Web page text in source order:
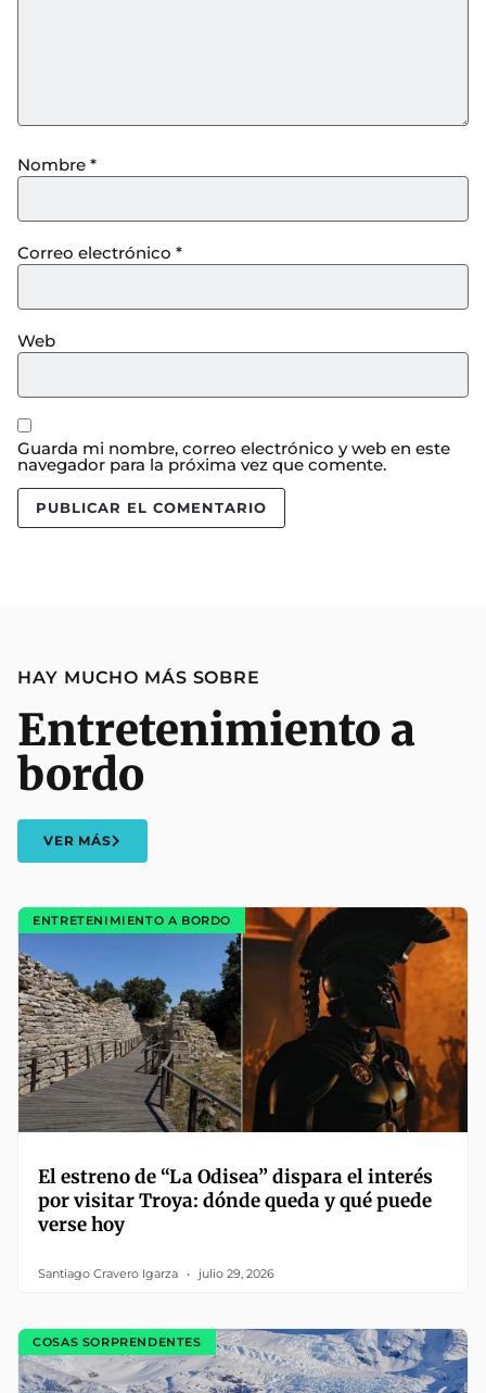
Nombre *
Correo electrónico *
Web
Guarda mi nombre, correo electrónico y web en este
navegador para la próxima vez que comente.
HAY MUCHO MÁS SOBRE
Entretenimiento a
bordo
VER MÁS
ENTRETENIMIENTO A BORDO
El estreno de “La Odisea” dispara el interés
por visitar Troya: dónde queda y qué puede
verse hoy
Santiago Cravero Igarza julio 29, 2026
COSAS SORPRENDENTES